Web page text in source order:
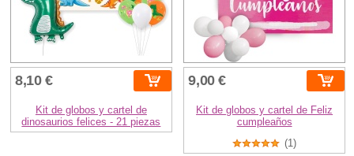
8,10 €
Kit de globos y cartel de
dinosaurios felices - 21 piezas
9,00 €
Kit de globos y cartel de Feliz
cumpleaños
(1)